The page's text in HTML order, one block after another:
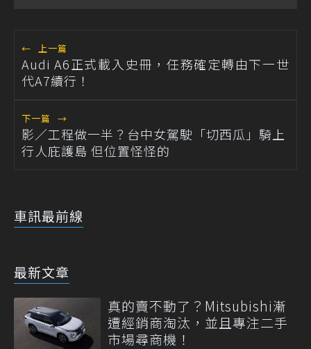
← 上一篇
Audi A6正式載入史冊，任務確定轉由下一世
代A7續行！
下一篇 →
影／工程做一半？台中女駕駛「切西瓜」騎上
行人庇護島 但位置怪怪的
車訊最前線
最新文章
真的賣不動了？Mitsubishi漸
遭經銷商淘汰，並且專注二手
市場尋商機！